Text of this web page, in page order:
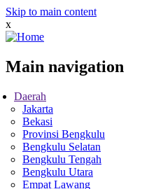
Skip to main content
x
Main navigation
Daerah
Jakarta
Bekasi
Provinsi Bengkulu
Bengkulu Selatan
Bengkulu Tengah
Bengkulu Utara
Empat Lawang